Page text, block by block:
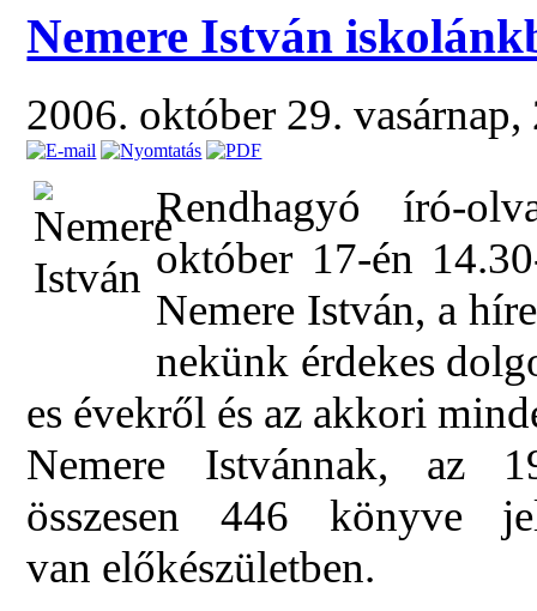
Nemere István
2006. október 29.
Rendhagyó író-
október 17-én
Nemere István, a
nekünk érdekes
es évekről és az akkori
Nemere Istvánnak, az
összesen 446 könyve
van előkészületben.